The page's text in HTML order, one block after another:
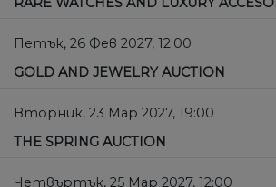
Петък, 26 Фев 2027, 12:00
GOLD AND JEWELRY AUCTION
Вторник, 23 Мар 2027, 19:00
THE SPRING AUCTION
Четвъртък, 25 Мар 2027, 12:00